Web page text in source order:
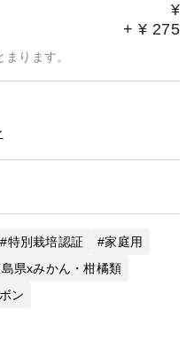
¥
+ ¥ 275
ります。
特別栽培認証
家庭用
県xみかん・柑橘類
ン